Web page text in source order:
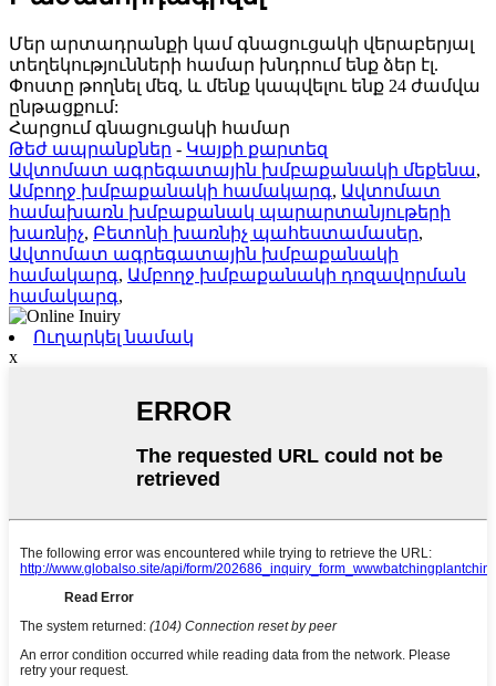
Մեր արտադրանքի կամ գնացուցակի վերաբերյալ
տեղեկությունների համար խնդրում ենք ձեր էլ.
Փոստը թողնել մեզ, և մենք կապվելու ենք 24 ժամվա
ընթացքում:
Հարցում գնացուցակի համար
Թեժ ապրանքներ - Կայքի քարտեզ
Ավտոմատ ագրեգատային խմբաքանակի մեքենա,
Ամբողջ խմբաքանակի համակարգ, Ավտոմատ
համախառն խմբաքանակ պարարտանյութերի
խառնիչ, Բետոնի խառնիչ պահեստամասեր,
Ավտոմատ ագրեգատային խմբաքանակի
համակարգ, Ամբողջ խմբաքանակի դոզավորման
համակարգ,
Ուղարկել նամակ
x